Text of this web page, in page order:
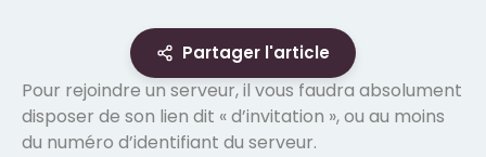
Partager l'article
Pour rejoindre un serveur, il vous faudra absolument
disposer de son lien dit « d’invitation », ou au moins
du numéro d’identifiant du serveur.